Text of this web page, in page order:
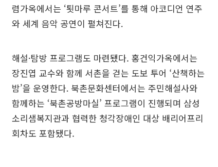
렴가옥에서는 ‘툇마루 콘서트’를 통해 아코디언 연주
와 세계 음악 공연이 펼쳐진다.
해설·탐방 프로그램도 마련됐다. 홍건익가옥에서는
장진엽 교수와 함께 서촌을 걷는 도보 투어 ‘산책하는
밤’을 운영한다. 북촌문화센터에서는 주민해설사와
함께하는 ‘북촌공방마실’ 프로그램이 진행되며 삼성
소리샘복지관과 협력한 청각장애인 대상 배리어프리
회차도 포함됐다.